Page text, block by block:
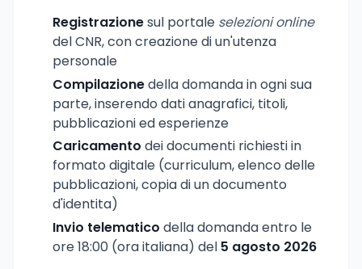
Registrazionesul portale selezioni online
del CNR, con creazione di un'utenza
personale
Compilazionedella domanda in ogni sua
parte, inserendo dati anagrafici, titoli,
pubblicazioni ed esperienze
Caricamento dei documenti richiesti in
formato digitale (curriculum, elenco delle
pubblicazioni, copia di un documento
d'identita)
Invio telematico della domanda entro le
ore 18:00 (ora italiana) del 5 agosto 2026